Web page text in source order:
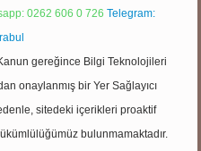
0262 606 0 726 Telegram:
gereğince Bilgi Teknolojileri
onaylanmış bir Yer Sağlayıcı
sitedeki içerikleri proaktif
bulunmamaktadır.